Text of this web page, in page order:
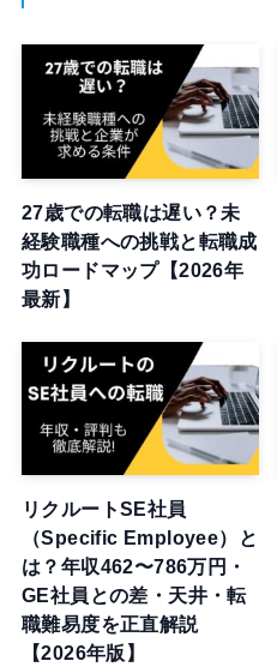
27歳での転職は遅い？未
経験職種への挑戦と転職成
功ロードマップ【2026年
最新】
リクルートSE社員
（Specific Employee）と
は？年収462〜786万円・
GE社員との差・天井・転
職難易度を正直解説
【2026年版】